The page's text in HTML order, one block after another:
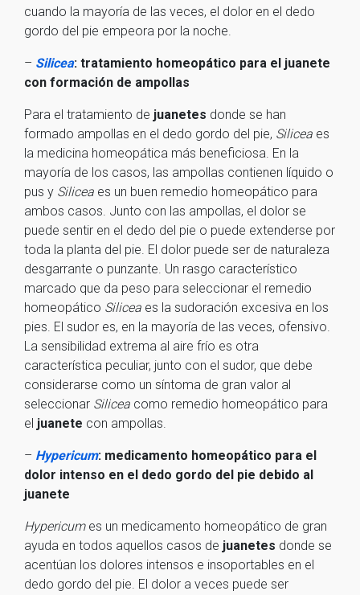
cuando la mayoría de las veces, el dolor en el dedo
gordo del pie empeora por la noche.
– Silicea: tratamiento homeopático para el juanete
con formación de ampollas
Para el tratamiento de juanetes donde se han
formado ampollas en el dedo gordo del pie, Silicea es
la medicina homeopática más beneficiosa. En la
mayoría de los casos, las ampollas contienen líquido o
pus y Silicea es un buen remedio homeopático para
ambos casos. Junto con las ampollas, el dolor se
puede sentir en el dedo del pie o puede extenderse por
toda la planta del pie. El dolor puede ser de naturaleza
desgarrante o punzante. Un rasgo característico
marcado que da peso para seleccionar el remedio
homeopático Silicea es la sudoración excesiva en los
pies. El sudor es, en la mayoría de las veces, ofensivo.
La sensibilidad extrema al aire frío es otra
característica peculiar, junto con el sudor, que debe
considerarse como un síntoma de gran valor al
seleccionar Silicea como remedio homeopático para
el juanete con ampollas.
– Hypericum: medicamento homeopático para el
dolor intenso en el dedo gordo del pie debido al
juanete
Hypericumes un medicamento homeopático de gran
ayuda en todos aquellos casos de juanetes donde se
acentúan los dolores intensos e insoportables en el
dedo gordo del pie. El dolor a veces puede ser